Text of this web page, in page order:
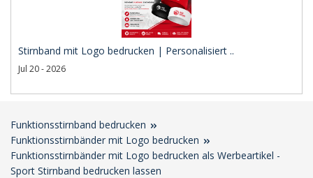
Stirnband mit Logo bedrucken | Personalisiert ..
Jul 20 - 2026
Funktionsstirnband bedrucken
Funktionsstirnbänder mit Logo bedrucken
Funktionsstirnbänder mit Logo bedrucken als Werbeartikel -
Sport Stirnband bedrucken lassen